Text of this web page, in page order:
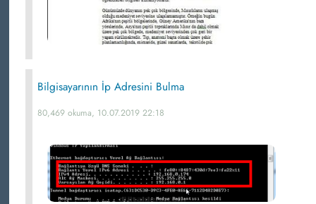
Bilgisayarının İp Adresini Bulma
80,469 okuma, 10.07.2019 22:18